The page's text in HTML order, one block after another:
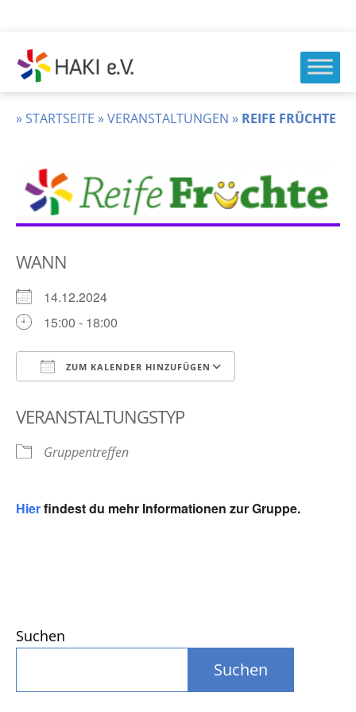
Inhalt
springen
HAKI
e.v.
»STARTSEITE »VERANSTALTUNGEN » REIFE FRÜCHTE
WANN
14.12.2024
15:00 - 18:00
ZUM KALENDER HINZUFÜGEN
VERANSTALTUNGSTYP
Gruppentreffen
Hierfindest du mehr Informationen zur Gruppe.
Suchen
Suchen